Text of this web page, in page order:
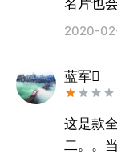
而且信
集、整
查。
2020-
蓝军
这是款
二。。